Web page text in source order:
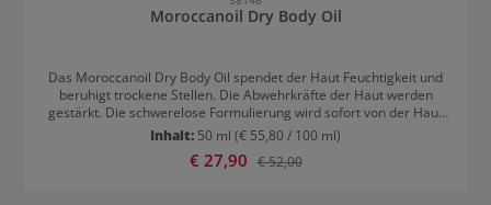
Moroccanoil Dry Body Oil
Das Moroccanoil Dry Body Oil spendet der Haut Feuchtigkeit und
beruhigt trockene Stellen. Die Abwehrkräfte der Haut werden
gestärkt. Die schwerelose Formulierung wird sofort von der Haut
absorbiert und sorgt für einen ikonischen und erfrischenden Duft,
den du bereits von anderen Moroccanoil Produkten kennst. Das
Körperöl enthält Arganöl, Olivenöl und Avocadoöl. Anwendung von
Inhalt: 50 ml (€ 55,80 / 100 ml)
Verkaufspreis:
€ 27,90 Regulärer Preis:
€ 52,00